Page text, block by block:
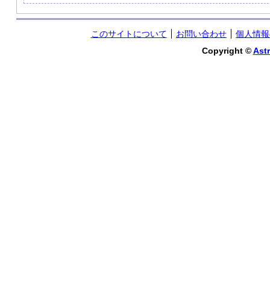
このサイトについて お問い合わせ
個人情
Copyright ©